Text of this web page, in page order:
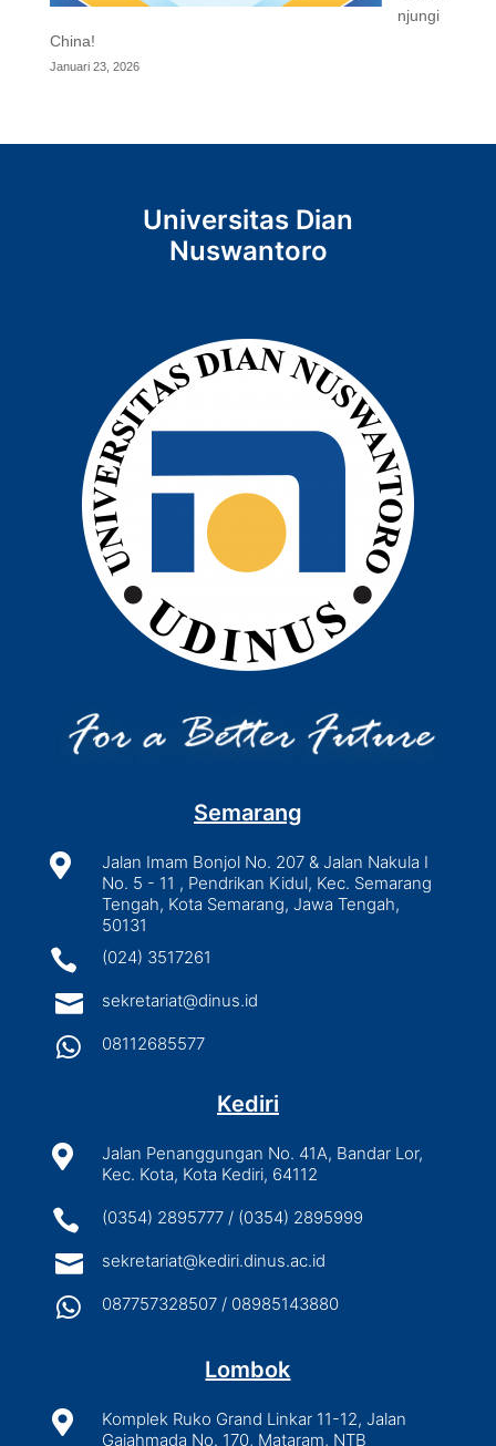
njungi
China!
Januari 23, 2026
Universitas Dian
Nuswantoro
Semarang

Jalan Imam Bonjol No. 207 & Jalan Nakula I
No. 5 - 11 , Pendrikan Kidul, Kec. Semarang
Tengah, Kota Semarang, Jawa Tengah,
50131
 (024) 3517261
 sekretariat@dinus.id
 08112685577
Kediri

Jalan Penanggungan No. 41A, Bandar Lor,
Kec. Kota, Kota Kediri, 64112
 (0354) 2895777 / (0354) 2895999
 sekretariat@kediri.dinus.ac.id
 087757328507 / 08985143880
Lombok

Komplek Ruko Grand Linkar 11-12, Jalan
Gajahmada No. 170, Mataram, NTB